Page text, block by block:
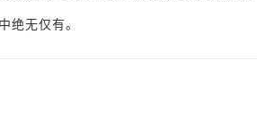
绝无仅有。